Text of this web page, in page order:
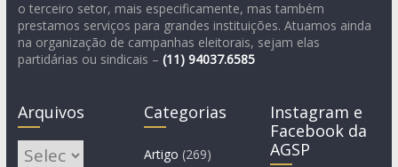
o terceiro setor, mais especificamente, mas também
prestamos serviços para grandes instituições. Atuamos ainda
na organização de campanhas eleitorais, sejam elas
partidárias ou sindicais – (11) 94037.6585
Arquivos
Arquivos
Categorias
Artigo (269)
Instagram e
Facebook da
AGSP